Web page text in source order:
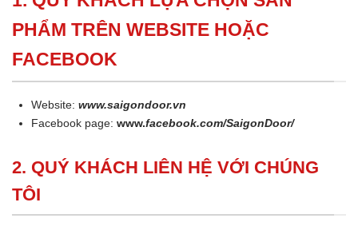
PHẨM TRÊN WEBSITE HOẶC
FACEBOOK
Website:www.saigondoor.vn
Facebook page:www.facebook.com/SaigonDoor/
2. QUÝ KHÁCH LIÊN HỆ VỚI CHÚNG
TÔI